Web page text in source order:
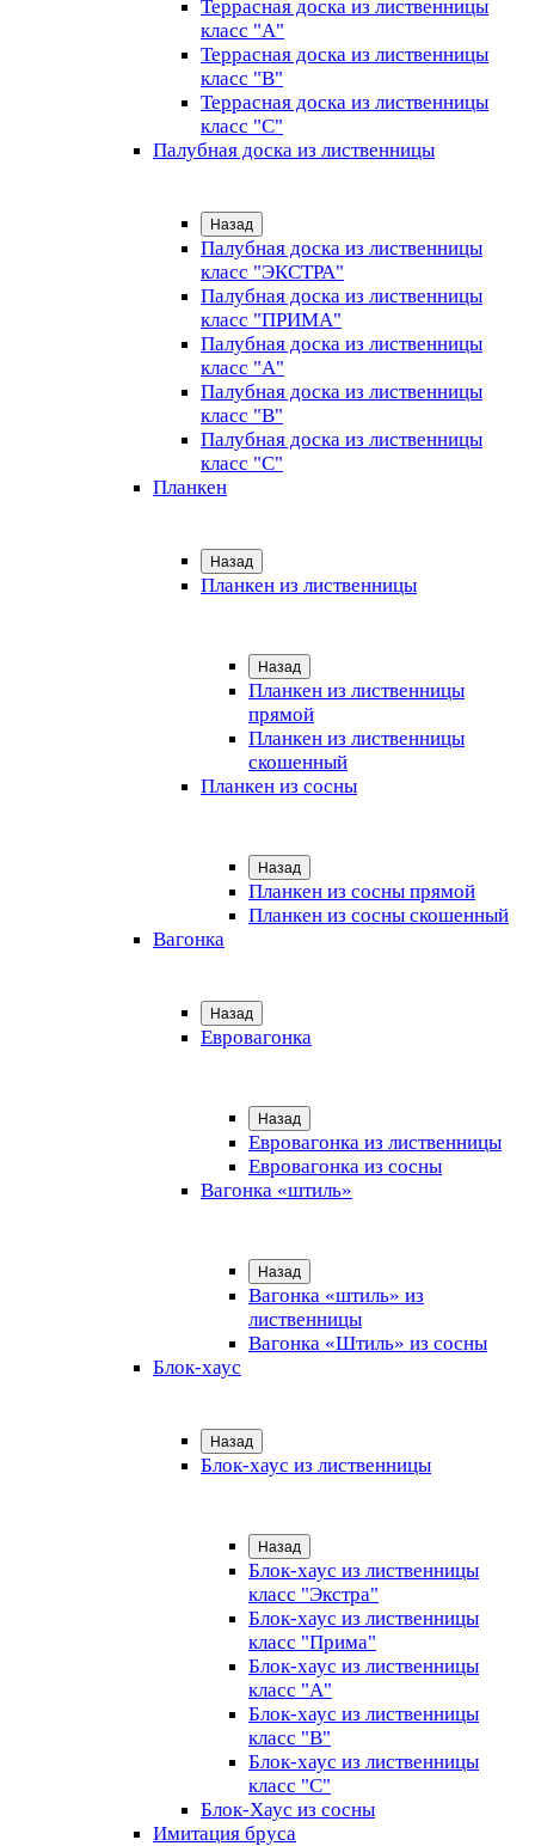
Террасная доска из лиственницы
класс "А"
Террасная доска из лиственницы
класс "B"
Террасная доска из лиственницы
класс "C"
Палубная доска из лиственницы
Назад
Палубная доска из лиственницы
класс "ЭКСТРА"
Палубная доска из лиственницы
класс "ПРИМА"
Палубная доска из лиственницы
класс "А"
Палубная доска из лиственницы
класс "B"
Палубная доска из лиственницы
класс "C"
Планкен
Назад
Планкен из лиственницы
Назад
Планкен из лиственницы
прямой
Планкен из лиственницы
скошенный
Планкен из сосны
Назад
Планкен из сосны прямой
Планкен из сосны скошенный
Вагонка
Назад
Евровагонка
Назад
Евровагонка из лиственницы
Евровагонка из сосны
Вагонка «штиль»
Назад
Вагонка «штиль» из
лиственницы
Вагонка «Штиль» из сосны
Блок-хаус
Назад
Блок-хаус из лиственницы
Назад
Блок-хаус из лиственницы
класс "Экстра"
Блок-хаус из лиственницы
класс "Прима"
Блок-хаус из лиственницы
класс "А"
Блок-хаус из лиственницы
класс "B"
Блок-хаус из лиственницы
класс "C"
Блок-Хаус из сосны
Имитация бруса